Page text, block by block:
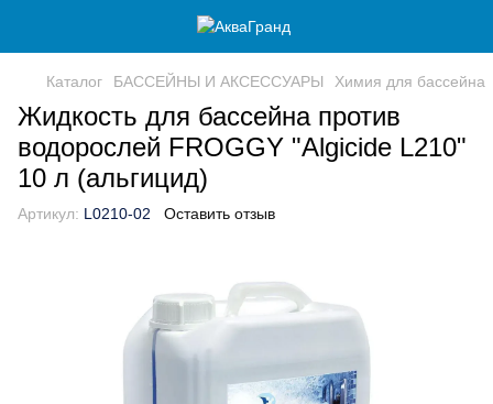
Каталог БАССЕЙНЫ И АКСЕССУАРЫ Химия для бассейна
Жидкость для бассейна против
водорослей FROGGY "Algicide L210"
10 л (альгицид)
Артикул: L0210-02 Оставить отзыв